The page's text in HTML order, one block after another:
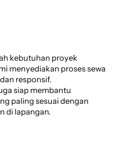
kebutuhan proyek
menyediakan proses sewa
responsif.
siap membantu
paling sesuai dengan
di lapangan.